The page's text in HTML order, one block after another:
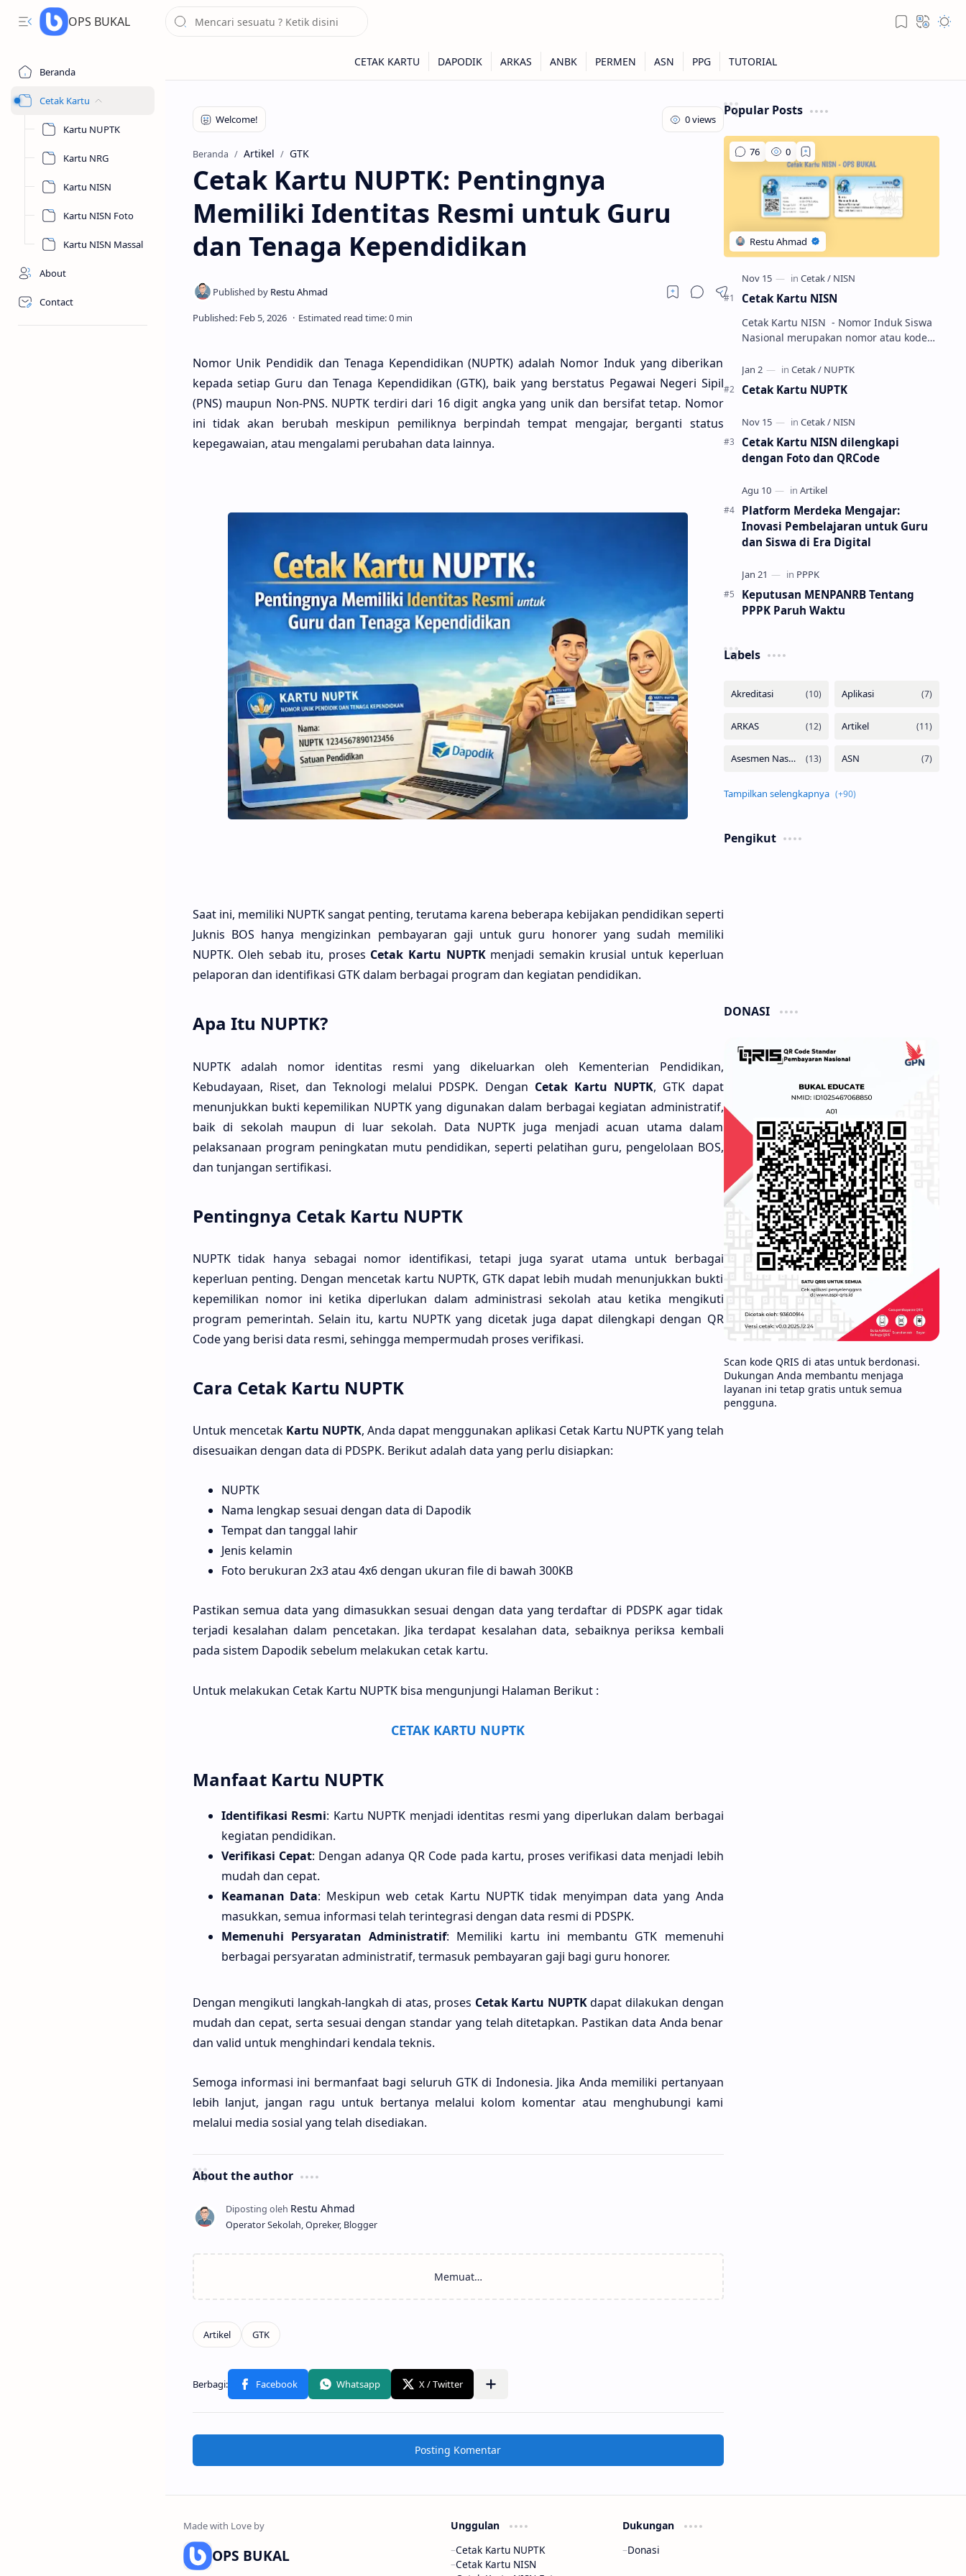
OPS BUKAL
Beranda
Cetak Kartu
Kartu NUPTK
Kartu NRG
Kartu NISN
Kartu NISN Foto
Kartu NISN Massal
About
Contact
Beranda Artikel GTK
Cetak Kartu NUPTK: Pentingnya
Memiliki Identitas Resmi untuk Guru
dan Tenaga Kependidikan
Nomor Unik Pendidik dan Tenaga Kependidikan (NUPTK) adalah Nomor Induk yang diberikan
kepada setiap Guru dan Tenaga Kependidikan (GTK), baik yang berstatus Pegawai Negeri Sipil
(PNS) maupun Non-PNS. NUPTK terdiri dari 16 digit angka yang unik dan bersifat tetap. Nomor
ini tidak akan berubah meskipun pemiliknya berpindah tempat mengajar, berganti status
kepegawaian, atau mengalami perubahan data lainnya.
Saat ini, memiliki NUPTK sangat penting, terutama karena beberapa kebijakan pendidikan seperti
Juknis BOS hanya mengizinkan pembayaran gaji untuk guru honorer yang sudah memiliki
NUPTK. Oleh sebab itu, proses Cetak Kartu NUPTKmenjadi semakin krusial untuk keperluan
pelaporan dan identifikasi GTK dalam berbagai program dan kegiatan pendidikan.
Apa Itu NUPTK?
NUPTK adalah nomor identitas resmi yang dikeluarkan oleh Kementerian Pendidikan,
Kebudayaan, Riset, dan Teknologi melalui PDSPK. Dengan Cetak Kartu NUPTK, GTK dapat
menunjukkan bukti kepemilikan NUPTK yang digunakan dalam berbagai kegiatan administratif,
baik di sekolah maupun di luar sekolah. Data NUPTK juga menjadi acuan utama dalam
pelaksanaan program peningkatan mutu pendidikan, seperti pelatihan guru, pengelolaan BOS,
dan tunjangan sertifikasi.
Pentingnya Cetak Kartu NUPTK
NUPTK tidak hanya sebagai nomor identifikasi, tetapi juga syarat utama untuk berbagai
keperluan penting. Dengan mencetak kartu NUPTK, GTK dapat lebih mudah menunjukkan bukti
kepemilikan nomor ini ketika diperlukan dalam administrasi sekolah atau ketika mengikuti
program pemerintah. Selain itu, kartu NUPTK yang dicetak juga dapat dilengkapi dengan QR
Code yang berisi data resmi, sehingga mempermudah proses verifikasi.
Cara Cetak Kartu NUPTK
Untuk mencetak Kartu NUPTK, Anda dapat menggunakan aplikasi Cetak Kartu NUPTK yang telah
disesuaikan dengan data di PDSPK. Berikut adalah data yang perlu disiapkan:
NUPTK
Nama lengkap sesuai dengan data di Dapodik
Tempat dan tanggal lahir
Jenis kelamin
Foto berukuran 2x3 atau 4x6 dengan ukuran file di bawah 300KB
Pastikan semua data yang dimasukkan sesuai dengan data yang terdaftar di PDSPK agar tidak
terjadi kesalahan dalam pencetakan. Jika terdapat kesalahan data, sebaiknya periksa kembali
pada sistem Dapodik sebelum melakukan cetak kartu.
Untuk melakukan Cetak Kartu NUPTK bisa mengunjungi Halaman Berikut :
CETAK KARTU NUPTK
Manfaat Kartu NUPTK
Identifikasi Resmi: Kartu NUPTK menjadi identitas resmi yang diperlukan dalam berbagai
kegiatan pendidikan.
Verifikasi Cepat: Dengan adanya QR Code pada kartu, proses verifikasi data menjadi lebih
mudah dan cepat.
Keamanan Data: Meskipun web cetak Kartu NUPTK tidak menyimpan data yang Anda
masukkan, semua informasi telah terintegrasi dengan data resmi di PDSPK.
Memenuhi Persyaratan Administratif: Memiliki kartu ini membantu GTK memenuhi
berbagai persyaratan administratif, termasuk pembayaran gaji bagi guru honorer.
Dengan mengikuti langkah-langkah di atas, proses Cetak Kartu NUPTKdapat dilakukan dengan
mudah dan cepat, serta sesuai dengan standar yang telah ditetapkan. Pastikan data Anda benar
dan valid untuk menghindari kendala teknis.
Semoga informasi ini bermanfaat bagi seluruh GTK di Indonesia. Jika Anda memiliki pertanyaan
lebih lanjut, jangan ragu untuk bertanya melalui kolom komentar atau menghubungi kami
melalui media sosial yang telah disediakan.
About the author
Operator Sekolah, Opreker, Blogger
Posting Komentar
Popular Posts
Cetak Kartu NISN
Cetak Kartu NISN - Nomor Induk Siswa
Nasional merupakan nomor atau kode
siswa. NISN ini diterbitkan kepada …
Cetak Kartu NUPTK
Cetak Kartu NISN dilengkapi
dengan Foto dan QRCode
Platform Merdeka Mengajar:
Inovasi Pembelajaran untuk Guru
dan Siswa di Era Digital
Keputusan MENPANRB Tentang
PPPK Paruh Waktu
Labels
Pengikut
DONASI
Scan kode QRIS di atas untuk berdonasi.
Dukungan Anda membantu menjaga
layanan ini tetap gratis untuk semua
pengguna.
OPS BUKAL
Unggulan
Cetak Kartu NUPTK
Cetak Kartu NISN
Dukungan
Donasi